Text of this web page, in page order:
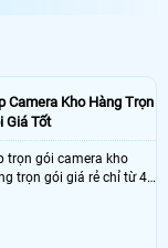
Camera Kho Hàng Trọn
Giá Tốt
trọn gói camera kho
trọn gói giá rẻ chỉ từ 4